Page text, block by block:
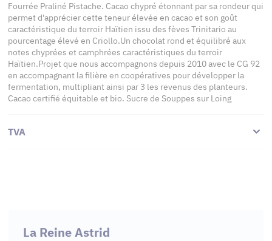
Fourrée Praliné Pistache. Cacao chypré étonnant par sa rondeur qui
permet d'apprécier cette teneur élevée en cacao et son goût
caractéristique du terroir Haïtien issu des fèves Trinitario au
pourcentage élevé en Criollo.Un chocolat rond et équilibré aux
notes chyprées et camphrées caractéristiques du terroir
Haïtien.Projet que nous accompagnons depuis 2010 avec le CG 92
en accompagnant la filière en coopératives pour développer la
fermentation, multipliant ainsi par 3 les revenus des planteurs.
Cacao certifié équitable et bio. Sucre de Souppes sur Loing
TVA
La Reine Astrid